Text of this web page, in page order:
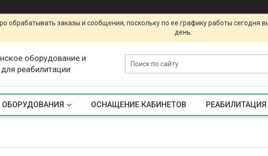
обрабатывать заказы и сообщения, поскольку по ее графику работы
день.
оборудование и
реабилитации
ОБОРУДОВАНИЯ ОСНАЩЕНИЕ КАБИНЕТОВ РЕАБИЛИТАЦИЯ